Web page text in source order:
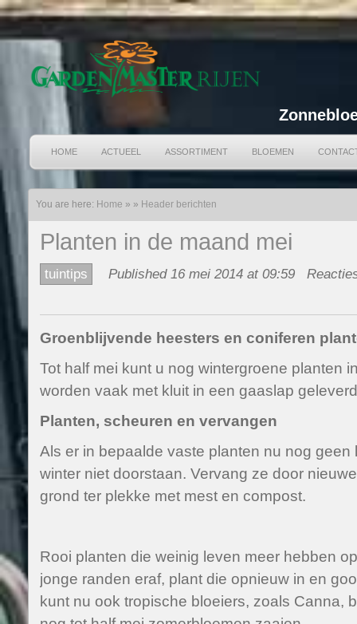
HOME ACTUEEL ASSORTIMENT BLOEMEN
You are here: Home » » Header berichten
Planten in de maand mei
tuintips Published 16 mei 2014 at 09:59
Groenblijvende heesters en coniferen
Tot half mei kunt u nog wintergroene planten
worden vaak met kluit in een gaaslap
Planten, scheuren en vervangen
Als er in bepaalde vaste planten nu nog geen
winter niet doorstaan. Vervang ze door
grond ter plekke met mest en compost.
Rooi planten die weinig leven meer hebben
jonge randen eraf, plant die opnieuw in en
kunt nu ook tropische bloeiers, zoals Canna,